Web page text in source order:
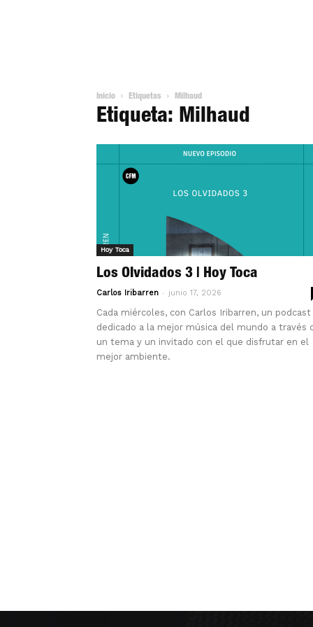
Inicio Etiquetas Milhaud
Etiqueta: Milhaud
Hoy Toca
Los Olvidados 3 | Hoy Toca
Carlos Iribarren - junio 17, 2026
Cada miércoles, con Carlos Iribarren, un podcast
dedicado a la mejor música del mundo a través
un tema y un invitado con el que disfrutar en el
mejor ambiente.